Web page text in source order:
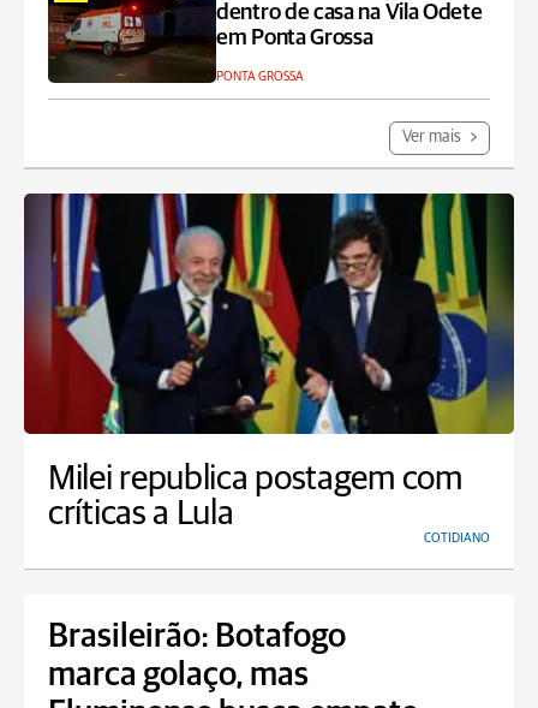
dentro de casa na Vila Odete
em Ponta Grossa
PONTA GROSSA
Ver mais
Milei republica postagem com
críticas a Lula
COTIDIANO
Brasileirão: Botafogo
marca golaço, mas